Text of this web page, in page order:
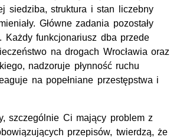
siedziba, struktura i stan liczebny
Główne zadania pozostały
Każdy funkcjonariusz dba przede
na drogach Wrocławia oraz
nadzoruje płynność ruchu
na popełniane przestępstwa i
szczególnie Ci mający problem z
przepisów, twierdzą, że